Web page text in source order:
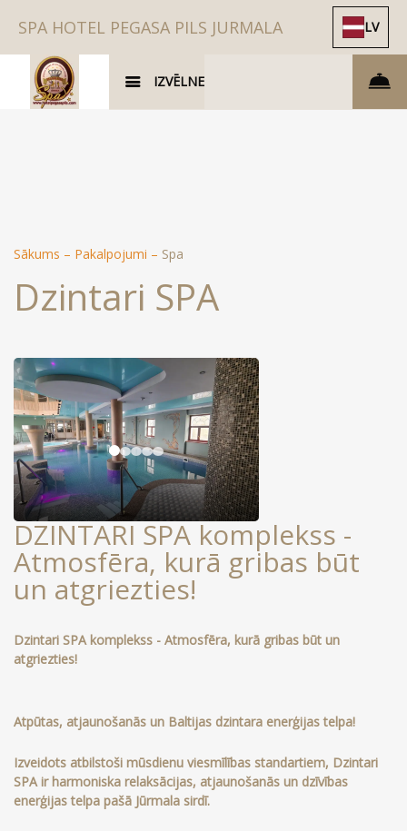
SPA HOTEL PEGASA PILS JURMALA LV
IZVĒLNE
Sākums – Pakalpojumi – Spa
Dzintari SPA
DZINTARI SPA komplekss -
Atmosfēra, kurā gribas būt
un atgriezties!
Dzintari SPA komplekss - Atmosfēra, kurā gribas būt un
atgriezties!
Atpūtas, atjaunošanās un Baltijas dzintara enerģijas telpa!
Izveidots atbilstoši mūsdienu viesmīlības standartiem, Dzintari
SPA ir harmoniska relaksācijas, atjaunošanās un dzīvības
enerģijas telpa pašā Jūrmala sirdī.